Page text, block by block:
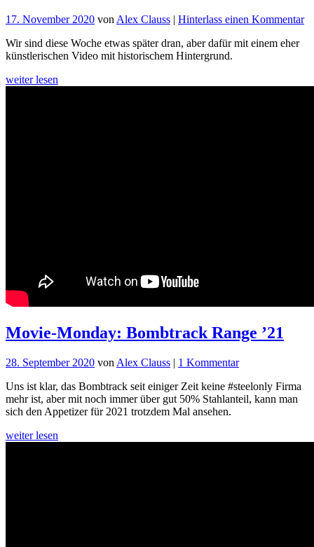
17. November 2020 von Alex Clauss | Hinterlass einen Kommentar
Wir sind diese Woche etwas später dran, aber dafür mit einem eher
künstlerischen Video mit historischem Hintergrund.
weiter lesen
Movie-Monday: Bombtrack Range ’21
28. September 2020 von Alex Clauss | 1 Kommentarzu
Monday:
Bombtrack
Uns ist klar, das Bombtrack seit einiger Zeit keine #steelonly Firma
mehr ist, aber mit noch immer über gut 50% Stahlanteil, kann man
sich den Appetizer für 2021 trotzdem Mal ansehen.
weiter lesen